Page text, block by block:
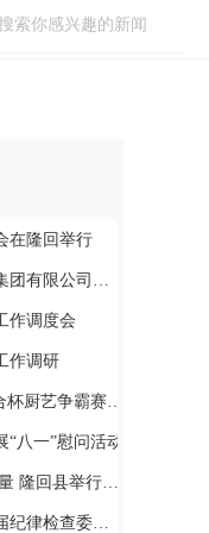
在隆回举行
限公司调研
作调度会
作调研
艺争霸赛启动
八一”慰问活动
军长征胜利90周年活动
行第一次全体会议